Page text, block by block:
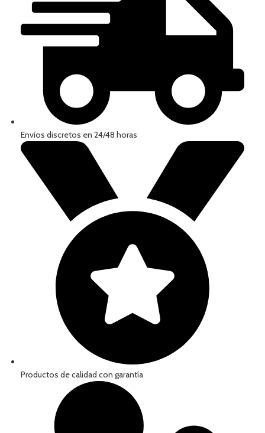
Envíos discretos en 24/48 horas
Productos de calidad con garantía